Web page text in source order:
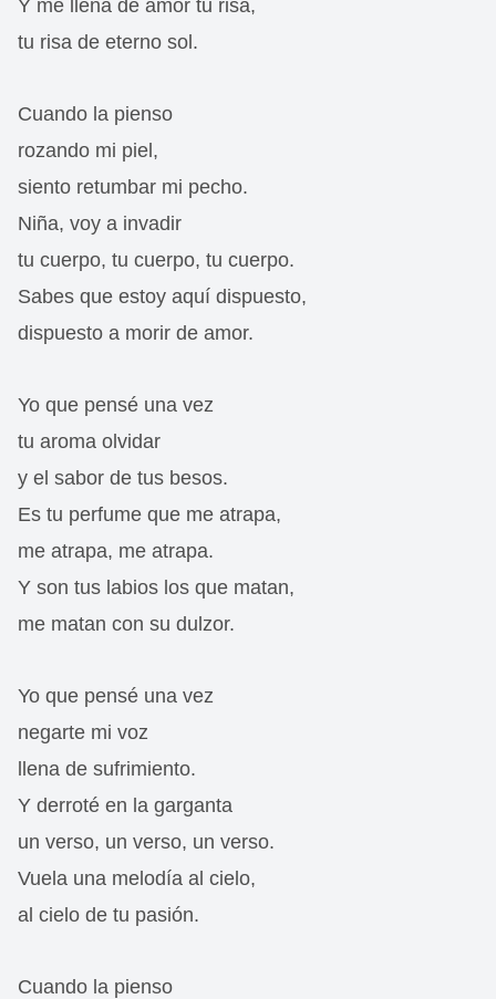
Y me llena de amor tu risa,
tu risa de eterno sol.
Cuando la pienso
rozando mi piel,
siento retumbar mi pecho.
Niña, voy a invadir
tu cuerpo, tu cuerpo, tu cuerpo.
Sabes que estoy aquí dispuesto,
dispuesto a morir de amor.
Yo que pensé una vez
tu aroma olvidar
y el sabor de tus besos.
Es tu perfume que me atrapa,
me atrapa, me atrapa.
Y son tus labios los que matan,
me matan con su dulzor.
Yo que pensé una vez
negarte mi voz
llena de sufrimiento.
Y derroté en la garganta
un verso, un verso, un verso.
Vuela una melodía al cielo,
al cielo de tu pasión.
Cuando la pienso